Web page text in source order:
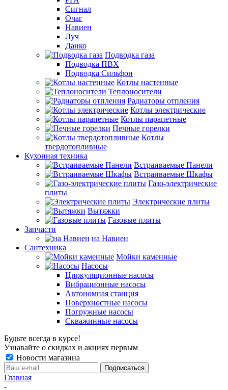
Сигнал
Очаг
Навиен
Луч
Данко
Подводка газа
Подводка ПВХ
Подводка Сильфон
Котлы настенные
Теплоносители
Радиаторы отпления
Котлы электрические
Котлы парапетные
Печные горелки
Котлы
твердотопливные
Кухонная техника
Встраиваемые Панели
Встраиваемые Шкафы
Газо-электрические
плиты
Электрические плиты
Вытяжки
Газовые плиты
Запчасти
на Навиен
Сантехника
Мойки каменные
Насосы
Циркуляционные насосы
Вибрационные насосы
Автономная станция
Поверхностные насосы
Погружные насосы
Скважинные насосы
Будьте всегда в курсе!
Узнавайте о скидках и акциях первым
Новости магазина
Главная
-